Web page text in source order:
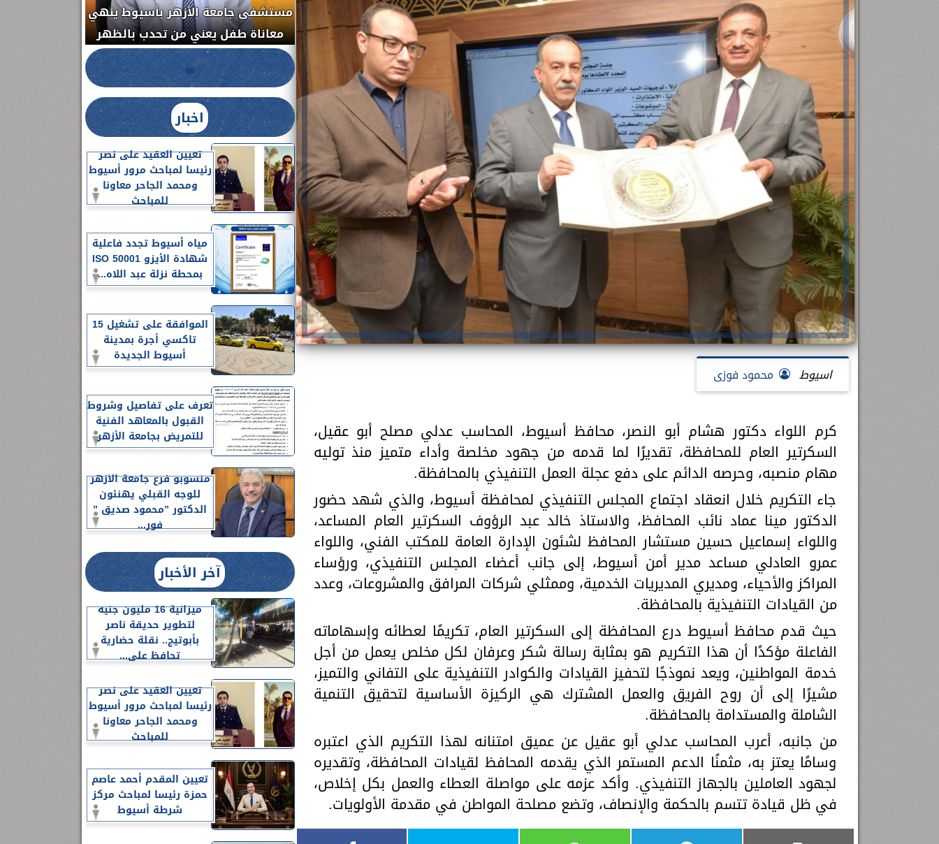
اسيوط محمود فوزى
كرم اللواء دكتور هشام أبو النصر، محافظ أسيوط، المحاسب عدلي مصلح أبو عقيل،
السكرتير العام للمحافظة، تقديرًا لما قدمه من جهود مخلصة وأداء متميز منذ توليه
مهام منصبه، وحرصه الدائم على دفع عجلة العمل التنفيذي بالمحافظة.
جاء التكريم خلال انعقاد اجتماع المجلس التنفيذي لمحافظة أسيوط، والذي شهد حضور
الدكتور مينا عماد نائب المحافظ، والاستاذ خالد عبد الرؤوف السكرتير العام المساعد،
واللواء إسماعيل حسين مستشار المحافظ لشئون الإدارة العامة للمكتب الفني، واللواء
عمرو العادلي مساعد مدير أمن أسيوط، إلى جانب أعضاء المجلس التنفيذي، ورؤساء
المراكز والأحياء، ومديري المديريات الخدمية، وممثلي شركات المرافق والمشروعات، وعدد
من القيادات التنفيذية بالمحافظة.
حيث قدم محافظ أسيوط درع المحافظة إلى السكرتير العام، تكريمًا لعطائه وإسهاماته
الفاعلة مؤكدًا أن هذا التكريم هو بمثابة رسالة شكر وعرفان لكل مخلص يعمل من أجل
خدمة المواطنين، ويعد نموذجًا لتحفيز القيادات والكوادر التنفيذية على التفاني والتميز،
مشيرًا إلى أن روح الفريق والعمل المشترك هي الركيزة الأساسية لتحقيق التنمية
الشاملة والمستدامة بالمحافظة.
من جانبه، أعرب المحاسب عدلي أبو عقيل عن عميق امتنانه لهذا التكريم الذي اعتبره
وسامًا يعتز به، مثمنًا الدعم المستمر الذي يقدمه المحافظ لقيادات المحافظة، وتقديره
لجهود العاملين بالجهاز التنفيذي. وأكد عزمه على مواصلة العطاء والعمل بكل إخلاص،
في ظل قيادة تتسم بالحكمة والإنصاف، وتضع مصلحة المواطن في مقدمة الأولويات.
مستشفى جامعة الأزهر بأسيوط ينهي
معاناة طفل يعني من تحدب بالظهر
الدواء المصرية يشن حملة رقابية مكبرة
لضبط المنشآت الطبية المخالفة.....
والحنجرة ينجح في استئصال ورم خبيث
جديد بمستشفيات الجامعة... ...
اخبار
تعيين العقيد على نصر
رئيسا لمباحث مرور أسيوط
ومحمد الجاحر معاونا
للمباحث
مياه أسيوط تجدد فاعلية
شهادة الأيزو ISO 50001
بمحطة نزلة عبد اللاه...
الموافقة على تشغيل 15
تاكسي أجرة بمدينة
أسيوط الجديدة
تعرف على تفاصيل وشروط
القبول بالمعاهد الفنية
للتمريض بجامعة الأزهر
منسوبو فرع جامعة الأزهر
للوجه القبلي يهنئون
الدكتور ”محمود صديق ”
فور...
آخر الأخبار
ميزانية 16 مليون جنيه
لتطوير حديقة ناصر
بأبوتيج.. نقلة حضارية
تحافظ على...
تعيين العقيد على نصر
رئيسا لمباحث مرور أسيوط
ومحمد الجاحر معاونا
للمباحث
تعيين المقدم أحمد عاصم
حمزة رئيسا لمباحث مركز
شرطة أسيوط